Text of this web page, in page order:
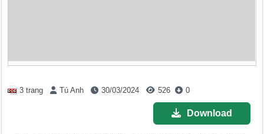
3 trang Tú Anh 30/03/2024 526 0
Download